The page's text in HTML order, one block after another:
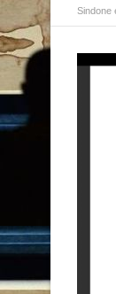
Sindone